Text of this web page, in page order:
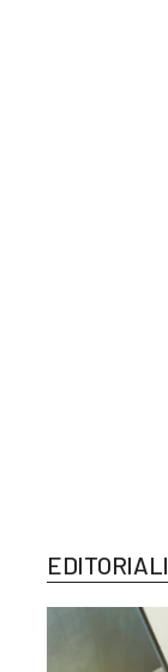
EDITORIALI